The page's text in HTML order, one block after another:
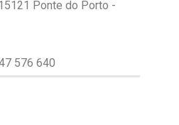
Ponte do Porto -
576 640